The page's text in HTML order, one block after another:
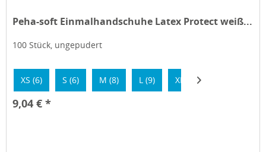
Peha-soft Einmalhandschuhe Latex Protect weiß...
100 Stück, ungepudert
XS (6) S (6) M (8) L (9) XL (10)
9,04 € *